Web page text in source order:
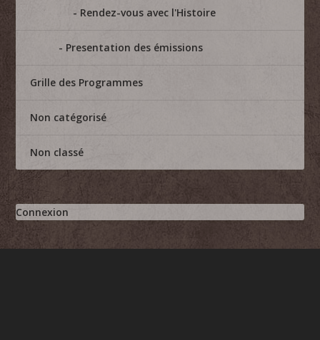
Rendez-vous avec l'Histoire
Presentation des émissions
Grille des Programmes
Non catégorisé
Non classé
Connexion